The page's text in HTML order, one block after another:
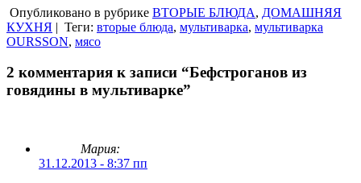
Опубликовано в рубрике ВТОРЫЕ БЛЮДА, ДОМАШНЯЯ
КУХНЯ | Теги: вторые блюда, мультиварка, мультиварка
OURSSON, мясо
2 комментария к записи “Бефстроганов из
говядины в мультиварке”
Мария:
31.12.2013 - 8:37 пп